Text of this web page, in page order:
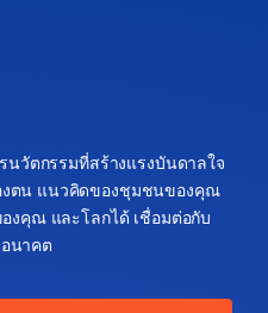
นวัตกรรมที่สร้างแรงบันดาลใจ
ตน แนวคิดของชุมชนของคุณ
งคุณ และโลกได้ เชื่อมต่อกับ
นาคต